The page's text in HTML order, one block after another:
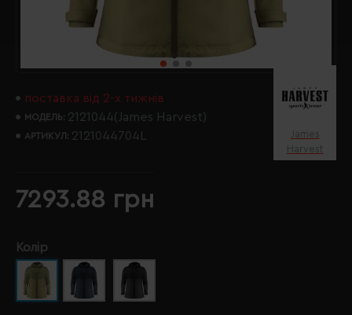
поставка від 2-х тижнів
МОДЕЛЬ: 2121044(James Harvest)
АРТИКУЛ: 2121044704L
James
Harvest
7293.88 грн
Колір